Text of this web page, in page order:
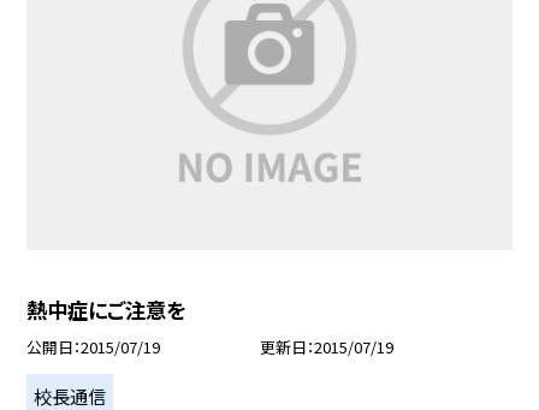
熱中症にご注意を
公開日 2015/07/19 更新日 2015/07/19
校長通信